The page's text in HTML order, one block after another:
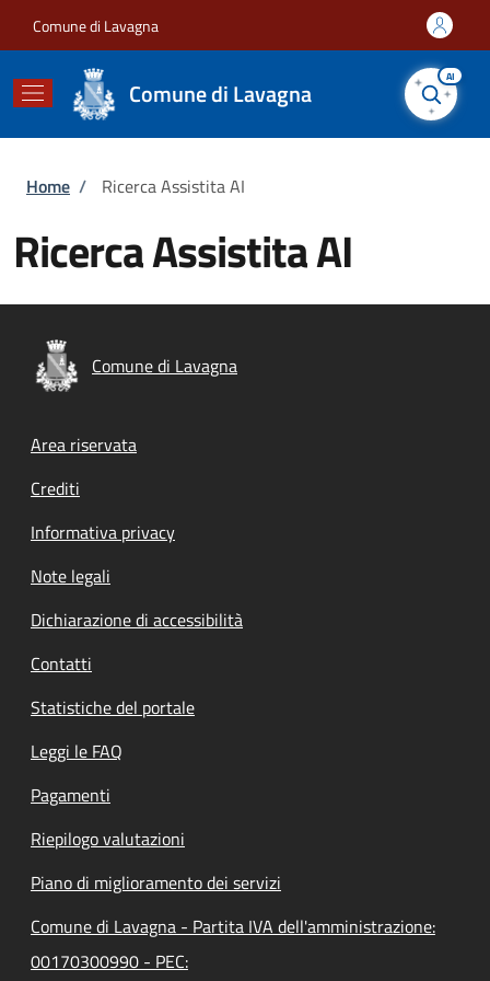
Comune di Lavagna
Comune di Lavagna
AI
Briciole di pane
Home / Ricerca Assistita AI
Ricerca Assistita AI
Comune di Lavagna
Footer menu
Area riservata
Crediti
Informativa privacy
Note legali
Dichiarazione di accessibilità
Contatti
Statistiche del portale
Leggi le FAQ
Pagamenti
Riepilogo valutazioni
Piano di miglioramento dei servizi
Comune di Lavagna - Partita IVA dell'amministrazione:
00170300990 - PEC: